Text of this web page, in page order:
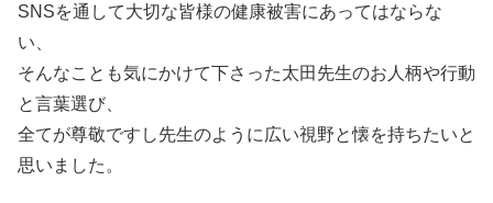
SNSを通して大切な皆様の健康被害にあってはならな
い、
そんなことも気にかけて下さった太田先生のお人柄や行動
と言葉選び、
全てが尊敬ですし先生のように広い視野と懐を持ちたいと
思いました。